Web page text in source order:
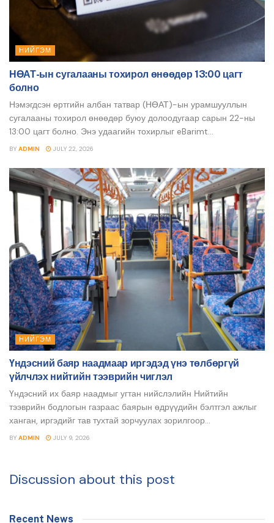
НИЙГЭМ
НӨАТ-ын сугалааны тохирол өнөөдөр 13:00 цагт
болно
Нэмэгдсэн өртгийн албан татвар (НӨАТ)-ын урамшууллын
сугалааны тохирол өнөөдөр буюу долоодугаар сарын 22-ны
13:00 цагт болно. Энэ удаагийн тохирлыг eBarimt...
BY ADMIN JULY 22, 2026
НИЙГЭМ
Үндэсний баяр наадмаар иргэдэд үнэ төлбөргүй
үйлчлэх нийтийн тээврийн чиглэл
Үндэсний их баяр наадмыг угтан нийслэлийн Нийтийн
тээврийн бодлогын газраас баярын өдрүүдийн бэлтгэл ажлыг
ханган, иргэдийг тав тухтай зорчуулах зорилгоор...
BY ADMIN JULY 9, 2026
Discussion about this post
Recent News